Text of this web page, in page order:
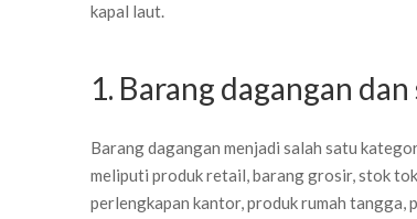
kapal laut.
1. Barang dagangan
Barang dagangan menjadi salah satu
meliputi produk retail, barang grosir, stok
perlengkapan kantor, produk rumah tangga,